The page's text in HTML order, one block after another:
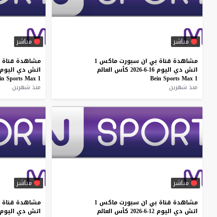
مباشر
مشاهدة قناة بي ان سبورت ماكس 1
اتش دي اليوم 16-6-2026 كأس العالم
BeinSportsMax 1
منذ شهرين
مباشر
مشاهدة قناة
اتش دي
SportsMax 1
منذ شهرين
مباشر
مشاهدة قناة بي ان سبورت ماكس 1
اتش دي اليوم 12-6-2026 كأس العالم
مباشر
مشاهدة قناة
اتش دي